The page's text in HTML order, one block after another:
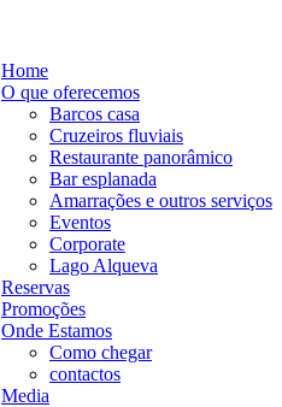
Home
O que oferecemos
Barcos casa
Cruzeiros fluviais
Restaurante panorâmico
Bar esplanada
Amarrações e outros serviços
Eventos
Corporate
Lago Alqueva
Reservas
Promoções
Onde Estamos
Como chegar
contactos
Media